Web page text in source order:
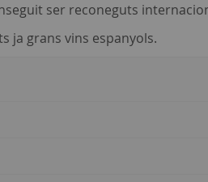
ser reconeguts
ja grans vins espanyols.